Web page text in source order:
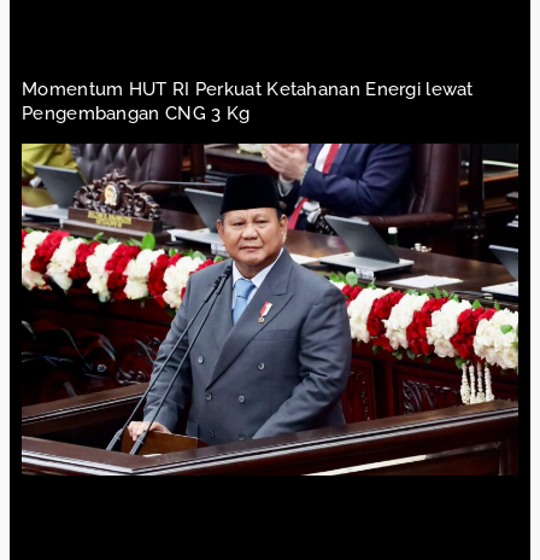
Momentum HUT RI Perkuat Ketahanan Energi lewat
Pengembangan CNG 3 Kg